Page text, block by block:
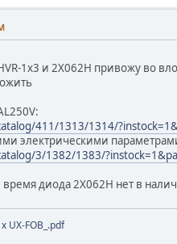
1x3 и 2X062H привожу во
411/1313/1314/
электрическими
3/1382/1383/
диода 2X062H нет в
UX-FOB_.pdf